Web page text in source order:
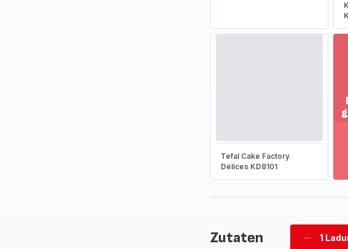
Tefal Cake Factory
Délices KD8101
Zutaten
Ladung
1